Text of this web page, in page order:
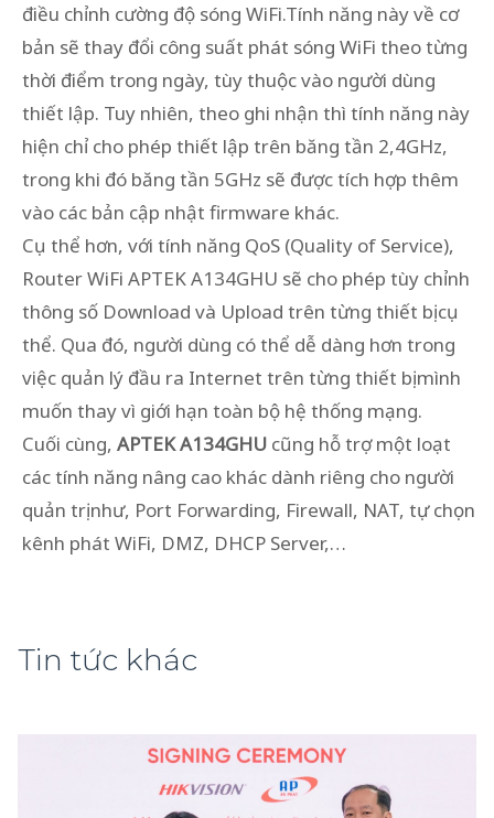
điều chỉnh cường độ sóng WiFi.Tính năng này về cơ
bản sẽ thay đổi công suất phát sóng WiFi theo từng
thời điểm trong ngày, tùy thuộc vào người dùng
thiết lập. Tuy nhiên, theo ghi nhận thì tính năng này
hiện chỉ cho phép thiết lập trên băng tần 2,4GHz,
trong khi đó băng tần 5GHz sẽ được tích hợp thêm
vào các bản cập nhật firmware khác.
Cụ thể hơn, với tính năng QoS (Quality of Service),
Router WiFi APTEK A134GHU sẽ cho phép tùy chỉnh
thông số Download và Upload trên từng thiết bị cụ
thể. Qua đó, người dùng có thể dễ dàng hơn trong
việc quản lý đầu ra Internet trên từng thiết bị mình
muốn thay vì giới hạn toàn bộ hệ thống mạng.
Cuối cùng, APTEK A134GHU cũng hỗ trợ một loạt
các tính năng nâng cao khác dành riêng cho người
quản trị như, Port Forwarding, Firewall, NAT, tự chọn
kênh phát WiFi, DMZ, DHCP Server,…
Tin tức khác